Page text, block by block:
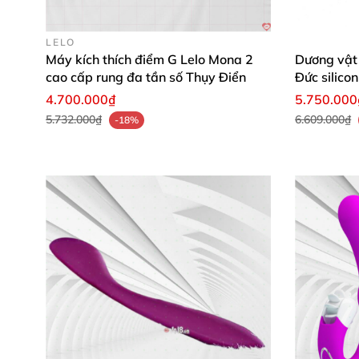
để tăng cường độ rung .
– Nhấn phím ()để chuyển đổi lần lượtcác
– Nhấn giữ phím ()
– Vệ sinh sạchsẽ Lelo Ora 3 bằng nước sạch
tiếp
và để xa tầm tay trẻ em.
Lưu ý:
– Nên dùng thêm gel bôi trơn gốc nước có
– Tránh dùng chungvới người khác để hạn
LELO
Máy kích thích điểm G Lelo Mona 2
cao cấp rung đa tần số Thụy Điển
4.700.000₫
5.732.000₫ -18%
Dương
Đức
6.609.000₫